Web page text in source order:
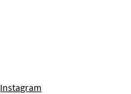
Instagram